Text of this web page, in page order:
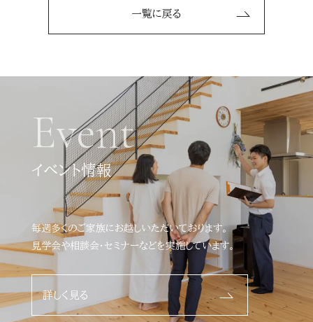
一覧に戻る
Event
イベント情報
毎週多くのご家族にお越しいただいております。
見学会や相談会・セミナーなどを実施しています。
詳しく見る